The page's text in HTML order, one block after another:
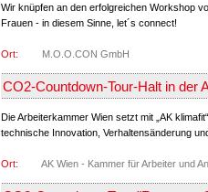
Wir knüpfen an den erfolgreichen Workshop
Frauen - in diesem Sinne, let´s connect!
Ort: M.O.O.CON GmbH
CO2-Countdown-Tour-Halt in der
Die Arbeiterkammer Wien setzt mit „AK
technische Innovation, Verhaltensänderung
Ort: AK Wien - Kammer für Arbeiter und